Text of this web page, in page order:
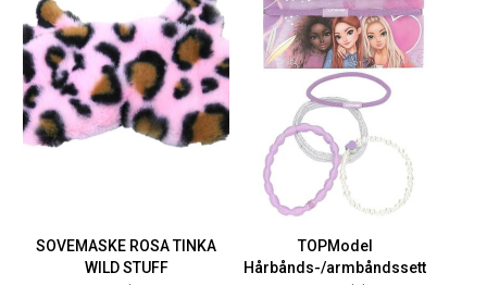
SOVEMASKE ROSA TINKA
WILD STUFF
TOPModel
Hårbånds-/armbåndssett